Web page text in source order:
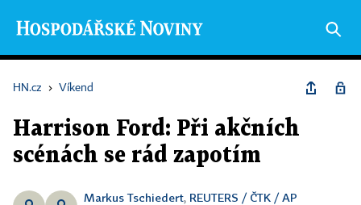
HN.cz › Víkend
Harrison Ford: Při akčních
scénách se rád zapotím
Markus Tschiedert, REUTERS / ČTK / AP